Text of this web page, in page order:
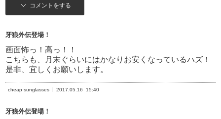
コメントをする
牙狼外伝登場！
画面怖っ！高っ！！
こちらも、月末ぐらいにはかなりお安くなっているハズ！
是非、宜しくお願いします。
cheap sunglasses 2017.05.16 15:40
牙狼外伝登場！